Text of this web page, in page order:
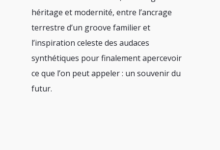
héritage et modernité, entre l’ancrage
terrestre d’un groove familier et
l’inspiration celeste des audaces
synthétiques pour finalement apercevoir
ce que l’on peut appeler : un souvenir du
futur.